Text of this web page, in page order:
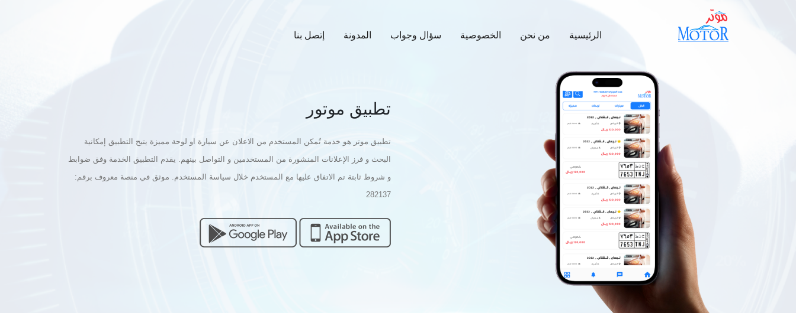
الرئيسية من نحن الخصوصية سؤال وجواب المدونة إتصل بنا
تطبيق موتور
تطبيق موتر هو خدمة تُمكن المستخدم من الاعلان عن سيارة او لوحة مميزة يتيح التطبيق إمكانية
البحث و فرز الإعلانات المنشورة من المستخدمين و التواصل بينهم. يقدم التطبيق الخدمة وفق ضوابط
و شروط ثابتة تم الاتفاق عليها مع المستخدم خلال سياسة المستخدم. موثق في منصة معروف برقم:
282137